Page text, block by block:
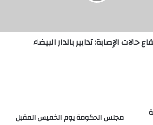
حالات الإصابة: تدابير بالدار البيضاء
مجلس الحكومة يوم الخميس المقبل